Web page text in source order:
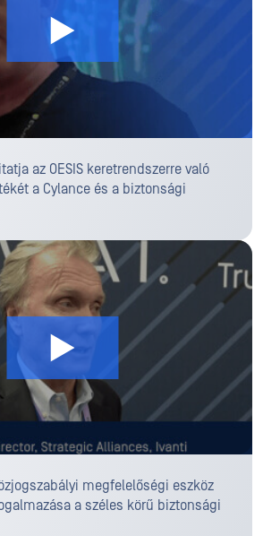
az OESIS keretrendszerre való
a Cylance és a biztonsági
megfelelőségi eszköz
a széles körű biztonsági